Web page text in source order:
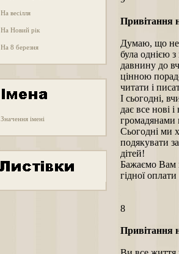
На весілля
На Новий рік
На 8 березня
Значення імені
Привітання
Думаю, що не
була однією
давнину до
цінною
читати і
І сьогодні,
дає все нові
громадянами
Сьогодні ми
подякувати
дітей!
Бажаємо Вам
гідної
8
Привітання